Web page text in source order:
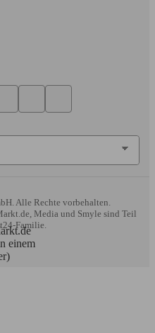
Alle Rechte vorbehalten.
Media und Smyle sind Teil
Familie.